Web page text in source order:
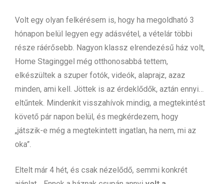
Volt egy olyan felkérésem is, hogy ha megoldható 3
hónapon belül legyen egy adásvétel, a vételár többi
része ráérősebb. Nagyon klassz elrendezésű ház volt,
Home Staginggel még otthonosabbá tettem,
elkészültek a szuper fotók, videók, alaprajz, azaz
minden, ami kell. Jöttek is az érdeklődők, aztán ennyi…
eltűntek. Mindenkit visszahívok mindig, a megtekintést
követő pár napon belül, és megkérdezem, hogy
„játszik-e még a megtekintett ingatlan, ha nem, mi az
oka”.
Eltelt már 4 hét, és csak nézelődő, semmi konkrét